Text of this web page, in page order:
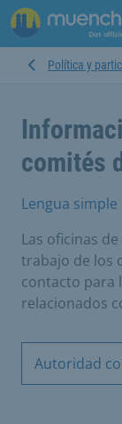
Política y
comités
Lengua simple
Las oficinas
trabajo de los
contacto para
relacionados
Autoridad